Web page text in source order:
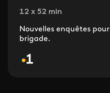
12 x 52 min
Nouvelles enquêtes
brigade.